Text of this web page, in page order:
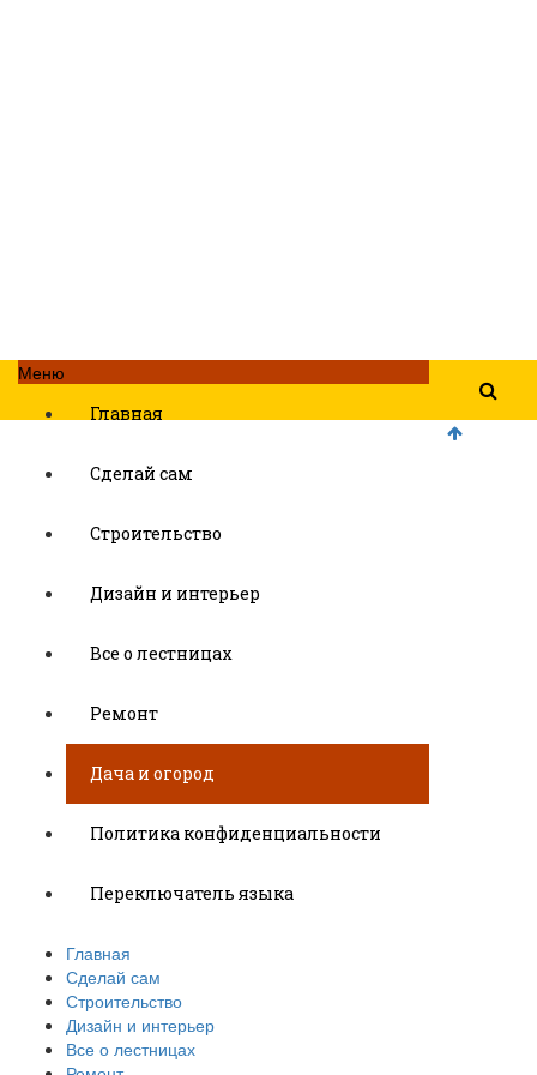
Меню
Главная
Сделай сам
Строительство
Дизайн и интерьер
Все о лестницах
Ремонт
Дача и огород
Политика конфиденциальности
Переключатель языка
Главная
Сделай сам
Строительство
Дизайн и интерьер
Все о лестницах